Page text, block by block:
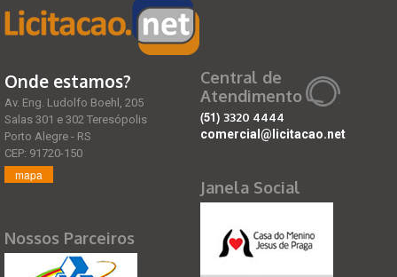
Onde estamos?
Av. Eng. Ludolfo Boehl, 205
Salas 301 e 302 Teresópolis
Porto Alegre - RS
CEP: 91720-150
mapa
Nossos Parceiros
Central de
Atendimento
(51) 3320 4444
comercial@licitacao.net
Janela Social